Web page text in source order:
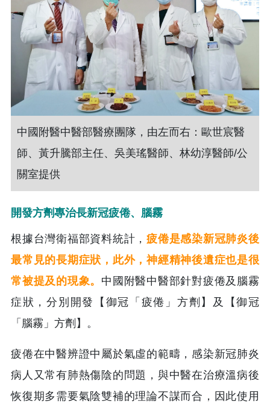
中國附醫中醫部醫療團隊，由左而右：歐世宸醫
師、黃升騰部主任、吳美瑤醫師、林幼淳醫師/公
關室提供
開發方劑專治長新冠疲倦、腦霧
根據台灣衛福部資料統計，疲倦是感染新冠肺炎後
最常見的長期症狀，此外，神經精神後遺症也是很
常被提及的現象。 中國附醫中醫部針對疲倦及腦霧
症狀，分別開發【御冠「疲倦」方劑】及【御冠
「腦霧」方劑】。
疲倦在中醫辨證中屬於氣虛的範疇，感染新冠肺炎
病人又常有肺熱傷陰的問題，與中醫在治療溫病後
恢復期多需要氣陰雙補的理論不謀而合，因此使用